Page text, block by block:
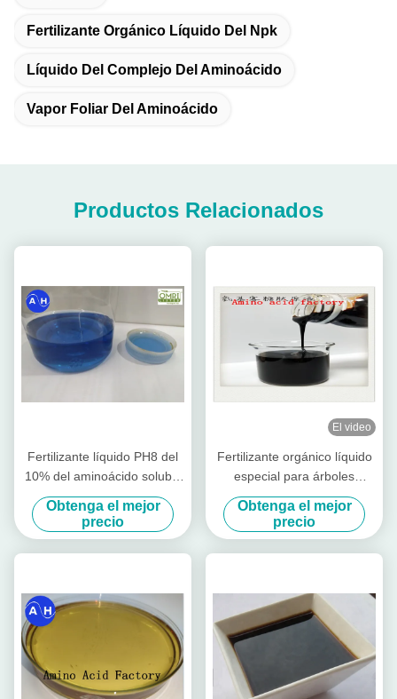
Fertilizante Orgánico Líquido Del Npk
Líquido Del Complejo Del Aminoácido
Vapor Foliar Del Aminoácido
Productos Relacionados
Fertilizante líquido PH8 del
10% del aminoácido soluble
en agua del cinc
Obtenga el mejor
precio
El video
Fertilizante orgánico líquido
especial para árboles
frutales
Obtenga el mejor
precio